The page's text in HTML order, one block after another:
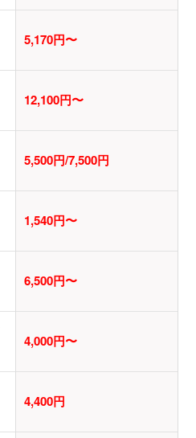
5,170円〜
12,100円〜
5,500円/7,500円
1,540円〜
6,500円〜
4,000円〜
4,400円